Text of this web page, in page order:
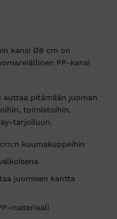
kansi Ø8 cm on
PP-kansi
auttaa pitämään juoman
toimistoihin,
tarjoiluun.
kuumakuppeihin
juomisen kantta
materiaali